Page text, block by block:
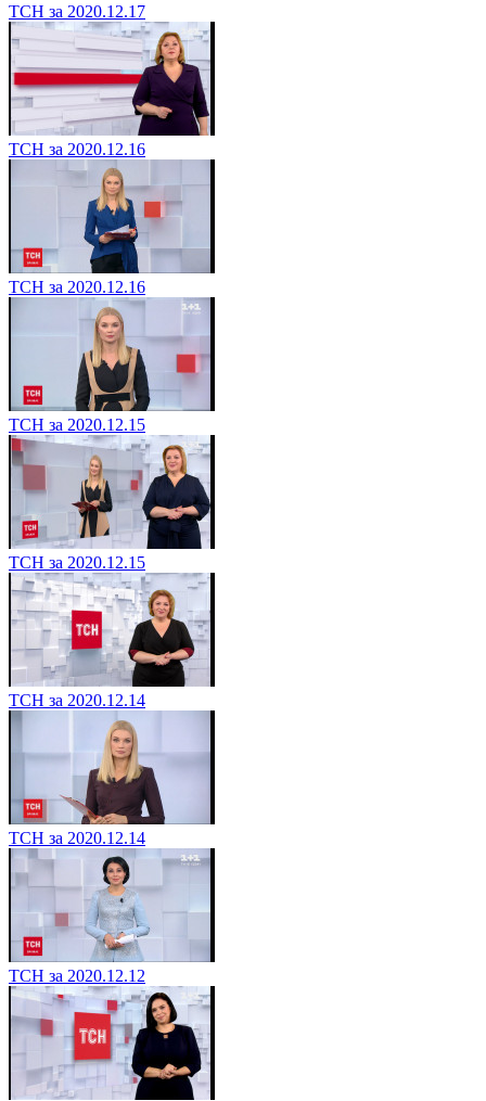
ТСН за 2020.12.17
ТСН за 2020.12.16
ТСН за 2020.12.16
ТСН за 2020.12.15
ТСН за 2020.12.15
ТСН за 2020.12.14
ТСН за 2020.12.14
ТСН за 2020.12.12